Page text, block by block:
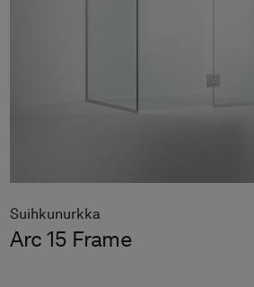
Suihkunurkka
Arc 15 Frame